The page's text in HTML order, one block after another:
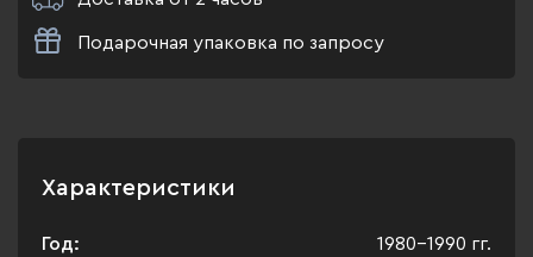
Подарочная упаковка по запросу
Характеристики
Год:
1980-1990 гг.